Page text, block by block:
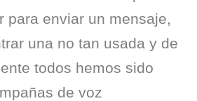
para enviar un mensaje,
una no tan usada y de
todos hemos sido
de voz